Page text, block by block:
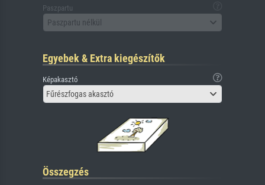
Paszpartu
Paszpartu nélkül
Egyebek & Extra kiegészítők
Képakasztó
Fűrészfogas akasztó
Összegzés